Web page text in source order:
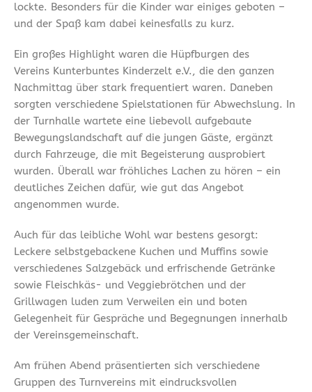
lockte. Besonders für die Kinder war einiges geboten –
und der Spaß kam dabei keinesfalls zu kurz.
Ein großes Highlight waren die Hüpfburgen des
Vereins Kunterbuntes Kinderzelt e.V., die den ganzen
Nachmittag über stark frequentiert waren. Daneben
sorgten verschiedene Spielstationen für Abwechslung. In
der Turnhalle wartete eine liebevoll aufgebaute
Bewegungslandschaft auf die jungen Gäste, ergänzt
durch Fahrzeuge, die mit Begeisterung ausprobiert
wurden. Überall war fröhliches Lachen zu hören – ein
deutliches Zeichen dafür, wie gut das Angebot
angenommen wurde.
Auch für das leibliche Wohl war bestens gesorgt:
Leckere selbstgebackene Kuchen und Muffins sowie
verschiedenes Salzgebäck und erfrischende Getränke
sowie Fleischkäs- und Veggiebrötchen und der
Grillwagen luden zum Verweilen ein und boten
Gelegenheit für Gespräche und Begegnungen innerhalb
der Vereinsgemeinschaft.
Am frühen Abend präsentierten sich verschiedene
Gruppen des Turnvereins mit eindrucksvollen